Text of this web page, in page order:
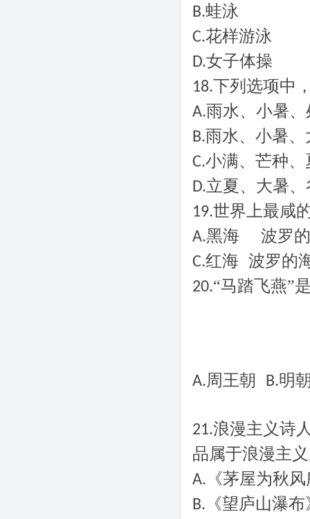
B.蛙泳
C.花样游泳
D.女子体操
18.下列选项中
A.雨水、小暑、
B.雨水、小暑、
C.小满、芒种、
D.立夏、大暑、
19.世界上最咸
A.黑海 波罗
C.红海 波罗的
20.“马踏飞燕”
A.周王朝 B.明
21.浪漫主义诗
品属于浪漫主
A. 《茅屋为秋
B. 《望庐山瀑布